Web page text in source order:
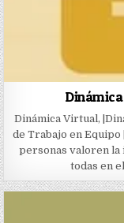
Dinámica Virtual,
de Trabajo en Equipo
personas valoren la
todas en